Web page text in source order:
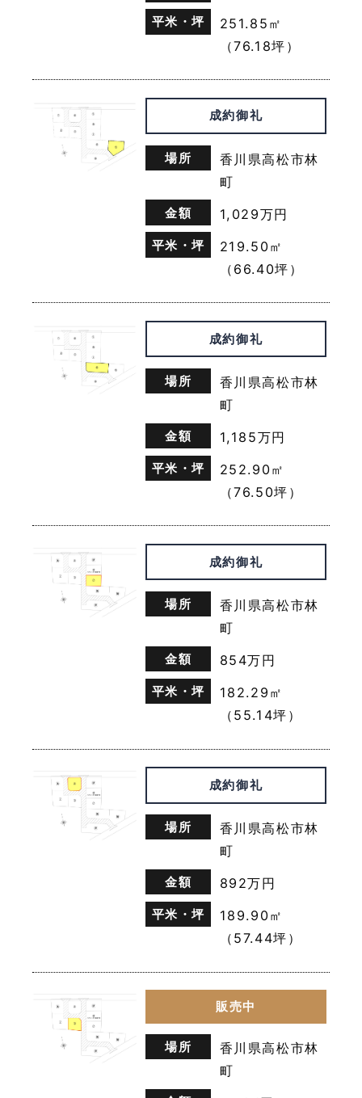
（2）人の生命，身体または財産の保護のために必要
がある場合であって，本人の同意を得ることが困難で
のために特に必要がある場合であって，本人の同意を
得ることが困難であるとき
（4）国の機関もしくは地方公共団体またはその委託
を受けた者が法令の定める事務を遂行することに対し
て協力する必要がある場合であって，本人の同意を得
ることにより当該事務の遂行に支障を及ぼすおそれが
（5）予め次の事項を告知あるいは公表をしている場
利用目的に第三者への提供を含むこと
第三者に提供されるデータの項目
前項の定めにかかわらず，次に掲げる場合は第三者に
は該当しないものとします。
（1）当社が利用目的の達成に必要な範囲内におい
て個人情報の取扱いの全部または一部を委託する場合
（2）合併その他の事由による事業の承継に伴って
（3）個人情報を特定の者との間で共同して利用す
る場合であって，その旨並びに共同して利用される個
人情報の項目，共同して利用する者の範囲，利用する
者の利用目的および当該個人情報の管理について責任
人に通知し，または本人が容易に知り得る状態に置い
第５条（個人情報の開示）
当社は，本人から個人情報の開示を求められたとき
し，開示することにより次のいずれかに該当する場合
は，その全部または一部を開示しないこともあり，開
示しない決定をした場合には，その旨を遅滞なく通知
します。なお，個人情報の開示に際しては，１件あた
（1）本人または第三者の生命，身体，財産その他の
権利利益を害するおそれがある場合
（2）当社の業務の適正な実施に著しい支障を及ぼす
おそれがある場合
（3）その他法令に違反することとなる場合
前項の定めにかかわらず，履歴情報および特性情報な
どの個人情報以外の情報については，原則として開示
第６条（個人情報の訂正および削除）
情報である場合には，当社が定める手続きにより，当
社に対して個人情報の訂正または削除を請求すること
ができます。
当社は，ユーザーから前項の請求を受けてその請求に
応じる必要があると判断した場合には，遅滞なく，当
該個人情報の訂正または削除を行い，これをユーザー
平米・坪
251.85㎡
（76.18坪）
成約御礼
場所
香川県高松市林
町
金額 1,029万円
平米・坪
219.50㎡
（66.40坪）
成約御礼
場所
香川県高松市林
町
金額 1,185万円
平米・坪
252.90㎡
（76.50坪）
成約御礼
場所
香川県高松市林
町
金額 854万円
平米・坪
182.29㎡
（55.14坪）
成約御礼
場所
香川県高松市林
町
金額 892万円
平米・坪
189.90㎡
（57.44坪）
販売中
場所
香川県高松市林
町